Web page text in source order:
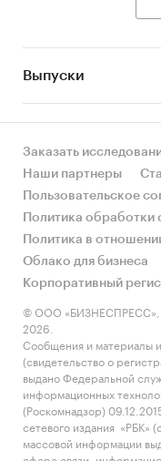
ХМАО - Югре
России?
• Рынок растет
за счет
динамикой
• Какое место
своем
и по продажам на
• К какому
размеру и
опережающей
динамикой) в
текущей
региона с
• Насколько
потенциал роста,
регионами со
Выпуски
Заказать
Наши партнеры
Пользовательское
Политика
Политика в
Облако для бизнеса
Корпоративный
© ООО
2026.
Сообщения и материалы
(свидетельство о
выдано Федеральной
информационных
(Роскомнадзор)
сетевого издания «РБК»
массовой информации